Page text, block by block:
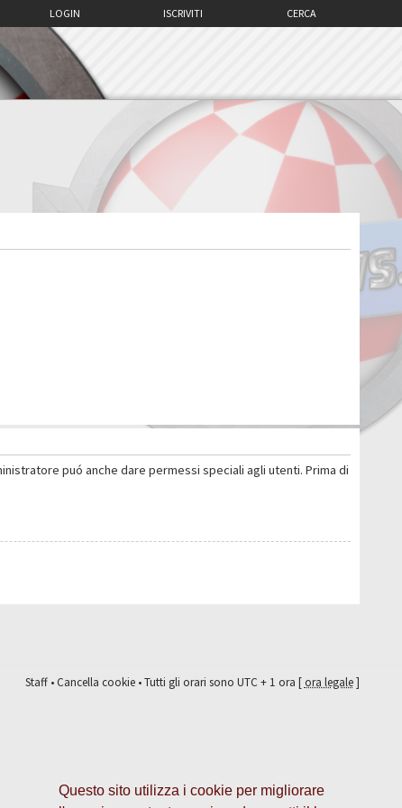
Questo sito utilizza i cookie per migliorare
CERCA
ISCRIVITI
LOGIN
puó anche dare permessi speciali agli utenti. Prima di
Staff•Cancella cookie• Tutti gli orari sono UTC + 1 ora [ora legale]